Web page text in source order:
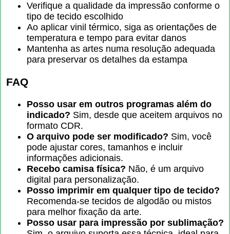
Verifique a qualidade da impressão conforme o
tipo de tecido escolhido
Ao aplicar vinil térmico, siga as orientações de
temperatura e tempo para evitar danos
Mantenha as artes numa resolução adequada
para preservar os detalhes da estampa
FAQ
Posso usar em outros programas além do
indicado? Sim, desde que aceitem arquivos no
formato CDR.
O arquivo pode ser modificado? Sim, você
pode ajustar cores, tamanhos e incluir
informações adicionais.
Recebo camisa física? Não, é um arquivo
digital para personalização.
Posso imprimir em qualquer tipo de tecido?
Recomenda-se tecidos de algodão ou mistos
para melhor fixação da arte.
Posso usar para impressão por sublimação?